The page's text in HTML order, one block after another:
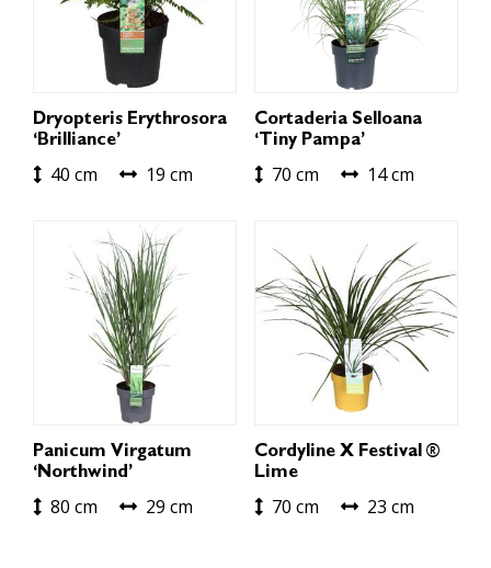
Dryopteris Erythrosora
‘Brilliance’
40 cm 19 cm
Cortaderia Selloana
‘Tiny Pampa’
70 cm 14 cm
Panicum Virgatum
‘Northwind’
80 cm 29 cm
Cordyline X Festival ®
Lime
70 cm 23 cm